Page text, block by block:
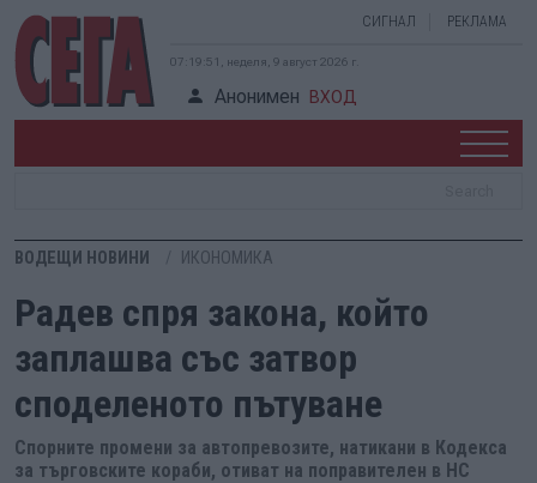
СИГНАЛ РЕКЛАМА
07:19:51, неделя, 9 август 2026 г.
Анонимен ВХОД
ВОДЕЩИ НОВИНИ ИКОНОМИКА
Радев спря закона, който
заплашва със затвор
споделеното пътуване
Спорните промени за автопревозите, натикани в Кодекса
за търговските кораби, отиват на поправителен в НС